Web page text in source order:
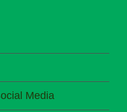
Media